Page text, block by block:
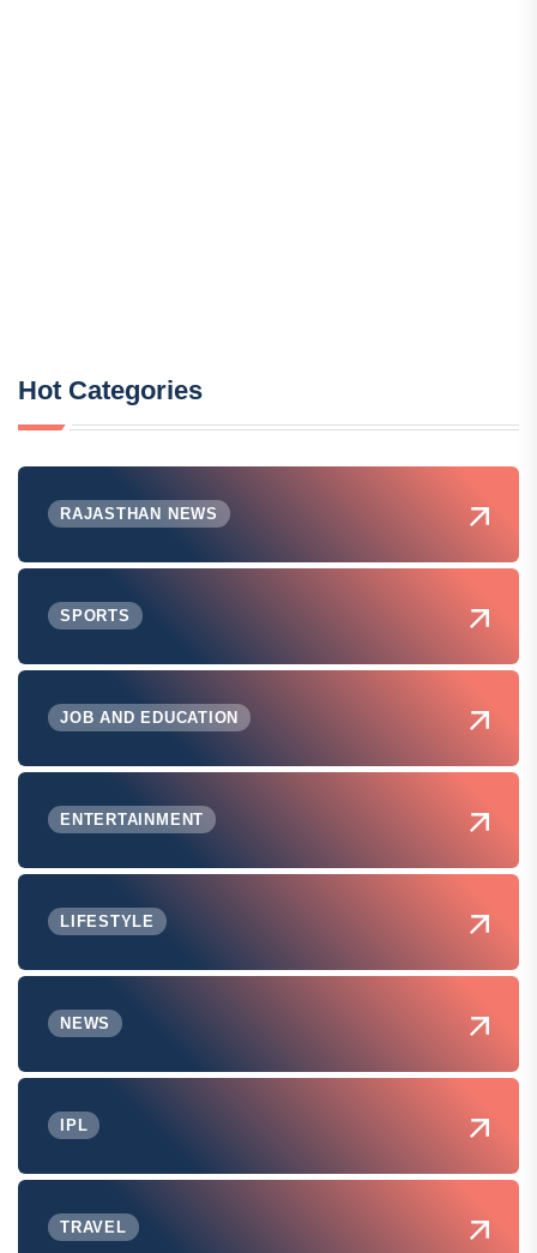
Hot Categories
RAJASTHAN NEWS
SPORTS
JOB AND EDUCATION
ENTERTAINMENT
LIFESTYLE
NEWS
IPL
TRAVEL